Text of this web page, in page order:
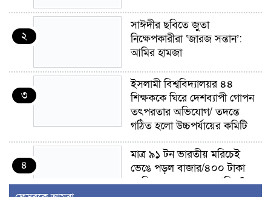
২
সাঈদীর ছবিতে জুতা
নিক্ষেপকারীরা ‘জারজ সন্তান’:
আমির হামজা
৩
ইসলামী বিশ্ববিদ্যালয়র ৪৪
শিক্ষককে ঘিরে দেশব্যাপী গোপন
তৎপরতার অভিযোগ/ তদন্তে
গঠিত হলো উচ্চপর্যায়ের কমিটি
৪
মাত্র ৯১ টন ভারতীয় মরিচেই
ভেঙে পড়ল বাজার/৪০০ টাকা
কেজি দাম কে ধরে রেখেছিল?